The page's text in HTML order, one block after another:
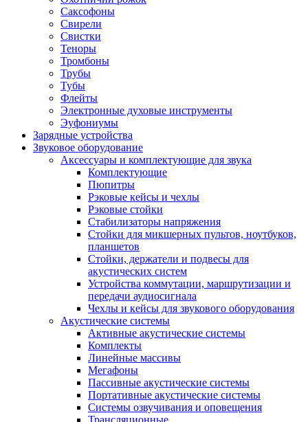
Саксофоны
Свирели
Свистки
Теноры
Тромбоны
Трубы
Тубы
Флейты
Электронные духовые инструменты
Эуфониумы
Зарядные устройства
Звуковое оборудование
Аксессуары и комплектующие для звука
Комплектующие
Пюпитры
Рэковые кейсы и чехлы
Рэковые стойки
Стабилизаторы напряжения
Стойки для микшерных пультов, ноутбуков,
планшетов
Стойки, держатели и подвесы для
акустических систем
Устройства коммутации, маршрутизации и
передачи аудиосигнала
Чехлы и кейсы для звукового оборудования
Акустические системы
Активные акустические системы
Комплекты
Линейные массивы
Мегафоны
Пассивные акустические системы
Портативные акустические системы
Системы озвучивания и оповещения
Трансляционные